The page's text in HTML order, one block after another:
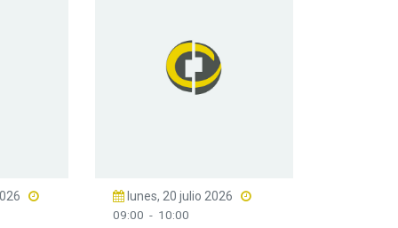
lunes, 20 julio 2026
09:00 - 10:00